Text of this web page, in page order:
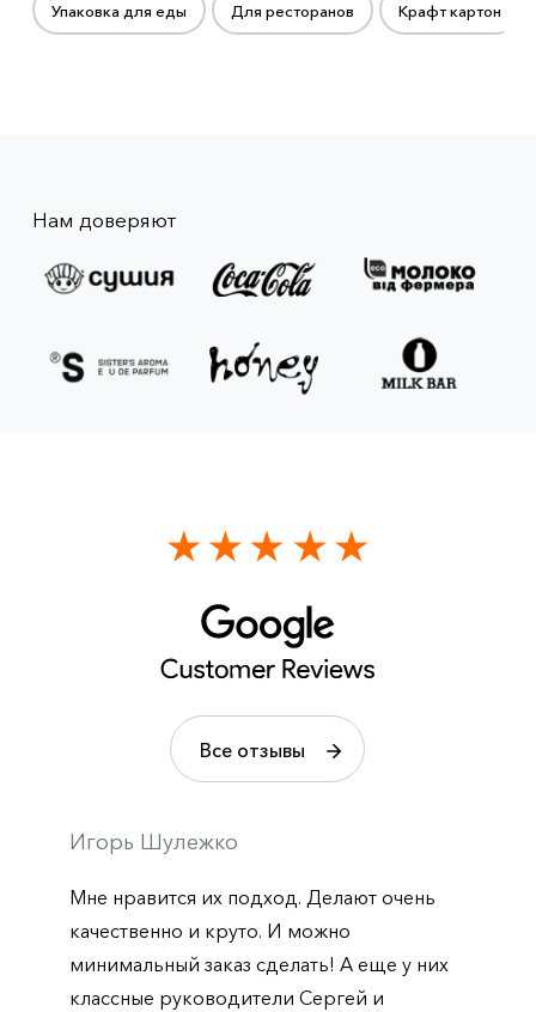
Упаковка для еды Для ресторанов Крафт картон
Нам доверяют
Все отзывы
Игорь Шулежко
Мне нравится их подход. Делают очень
качественно и круто. И можно
минимальный заказ сделать! А еще у них
классные руководители Сергей и